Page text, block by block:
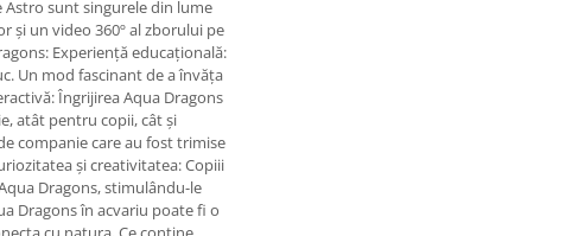
sunt singurele din lume
și un video 360º al zborului pe
Experiență educațională:
Un mod fascinant de a învăța
Îngrijirea Aqua Dragons
atât pentru copii, cât și
companie care au fost trimise
și creativitatea: Copiii
Dragons, stimulându-le
Dragons în acvariu poate fi o